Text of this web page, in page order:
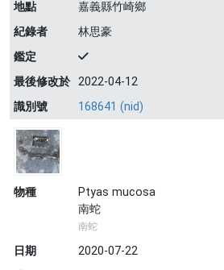
地點
嘉義縣竹崎鄉
紀錄者
林思豪
鑑定
最後修改於 2022-04-12
識別號
168641 (nid)
物種
Ptyas mucosa
南蛇
南蛇
日期
2020-07-22